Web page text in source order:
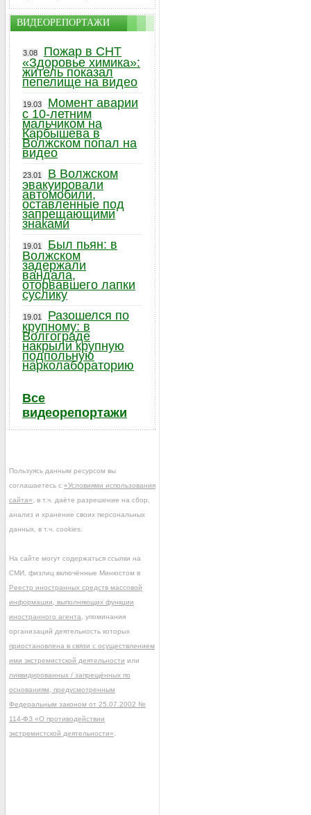
ВИДЕОРЕПОРТАЖИ
3.08
Пожар в СНТ
«Здоровье химика»:
житель показал
пепелище на видео
19.03
Момент аварии
с 10-летним
мальчиком на
Карбышева в
Волжском попал на
видео
23.01
В Волжском
эвакуировали
автомобили,
оставленные под
запрещающими
знаками
19.01
Был пьян: в
Волжском
задержали
вандала,
оторвавшего лапки
суслику
19.01
Разошелся по
крупному: в
Волгограде
накрыли крупную
подпольную
нарколабораторию
Все
видеорепортажи
Пользуясь данным ресурсом вы
соглашаетесь с «Условиями использования
сайта» , в т.ч. даёте разрешение на сбор,
анализ и хранение своих персональных
данных, в т.ч. cookies.
На сайте могут содержаться ссылки на
СМИ, физлиц включённые Минюстом в
Реестр иностранных средств массовой
информации, выполняющих функции
иностранного агента , упоминания
организаций деятельность которых
приостановлена в связи с осуществлением
ими экстремистской деятельности или
ликвидированных / запрещённых по
основаниям, предусмотренным
Федеральным законом от 25.07.2002 №
114-ФЗ «О противодействии
экстремистской деятельности»